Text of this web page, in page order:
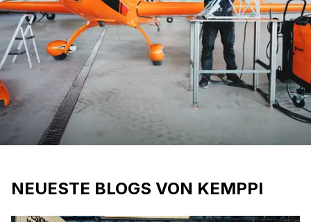
NEUESTE BLOGS VON KEMPPI